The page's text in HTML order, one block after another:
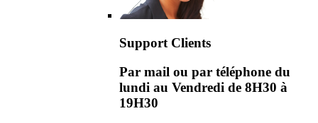
Support Clients
Par mail ou par téléphone du
lundi au Vendredi de 8H30 à
19H30